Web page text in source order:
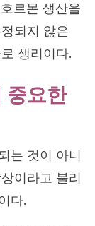
르몬 생산을
되지 않은
생리이다.
중요한
는 것이 아니
이라고 불리
다.